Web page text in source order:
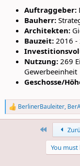
Auftraggeber:
Bauherr:
Architekten:
Bauzeit: 2016 -
Nutzung: 269
Gewerbeeinheit
Geschosse/
R
e
BerlinerBauleiter,
You